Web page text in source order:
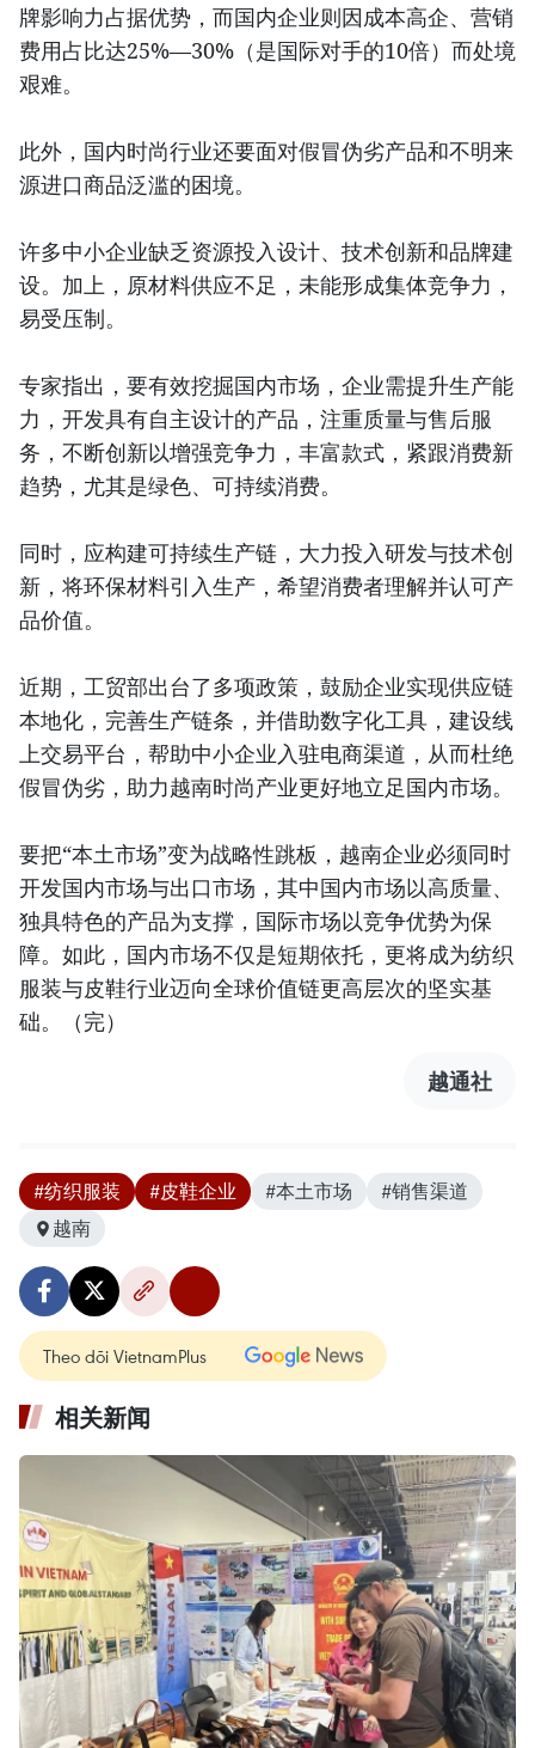
牌影响力占据优势，而国内企业则因成本高企、营销
费用占比达25%—30%（是国际对手的10倍）而处境
艰难。
此外，国内时尚行业还要面对假冒伪劣产品和不明来
源进口商品泛滥的困境。
许多中小企业缺乏资源投入设计、技术创新和品牌建
设。加上，原材料供应不足，未能形成集体竞争力，
易受压制。
专家指出，要有效挖掘国内市场，企业需提升生产能
力，开发具有自主设计的产品，注重质量与售后服
务，不断创新以增强竞争力，丰富款式，紧跟消费新
趋势，尤其是绿色、可持续消费。
同时，应构建可持续生产链，大力投入研发与技术创
新，将环保材料引入生产，希望消费者理解并认可产
品价值。
近期，工贸部出台了多项政策，鼓励企业实现供应链
本地化，完善生产链条，并借助数字化工具，建设线
上交易平台，帮助中小企业入驻电商渠道，从而杜绝
假冒伪劣，助力越南时尚产业更好地立足国内市场。
要把“本土市场”变为战略性跳板，越南企业必须同时
开发国内市场与出口市场，其中国内市场以高质量、
独具特色的产品为支撑，国际市场以竞争优势为保
障。如此，国内市场不仅是短期依托，更将成为纺织
服装与皮鞋行业迈向全球价值链更高层次的坚实基
础。（完）
越通社
#纺织服装 #皮鞋企业 #本土市场
#销售渠道
越南
Theo dõi VietnamPlus
相关新闻